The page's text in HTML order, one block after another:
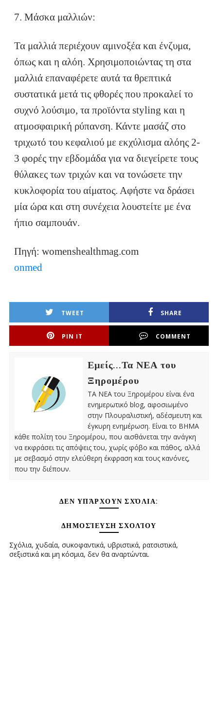
7. Μάσκα μαλλιών:
Τα μαλλιά περιέχουν αμινοξέα και ένζυμα,
όπως και η αλόη. Χρησιμοποιώντας τη στα
μαλλιά επαναφέρετε αυτά τα θρεπτικά
συστατικά μετά τις φθορές που προκαλεί το
συχνό λούσιμο, τα προϊόντα styling και η
ατμοσφαιρική ρύπανση. Κάντε μασάζ στο
τριχωτό του κεφαλιού με εκχύλισμα αλόης 2-
3 φορές την εβδομάδα για να διεγείρετε τους
θύλακες των τριχών και να τονώσετε την
κυκλοφορία του αίματος. Αφήστε να δράσει
μία ώρα και στη συνέχεια λουστείτε με ένα
ήπιο σαμπουάν.
Πηγή: womenshealthmag.com
onmed
TWEET SHARE
PIN IT COMMENT
Εμείς...Τα ΝΕΑ του
Ξηρομέρου
ΤΑ ΝΕΑ του Ξηρομέρου είναι ένα
ενημερωτικό blog, αφοσιωμένο
στην Πλουραλιστική, αδέσμευτη και
έγκυρη ενημέρωση. Είναι το ΒΗΜΑ
κάθε πολίτη του Ξηρομέρου, που αισθάνεται την ανάγκη
να εκφράσει τις απόψεις του, χωρίς φόβο και πάθος, αλλά
με σεβασμό στην ελεύθερη έκφραση και τους κανόνες,
που την διέπουν.
ΔΕΝ ΥΠΆΡΧΟΥΝ ΣΧΌΛΙΑ:
ΔΗΜΟΣΊΕΥΣΗ ΣΧΟΛΊΟΥ
Σχόλια, χυδαία, συκοφαντικά, υβριστικά, ρατσιστικά,
σεξιστικά και μη κόσμια, δεν θα αναρτώνται.